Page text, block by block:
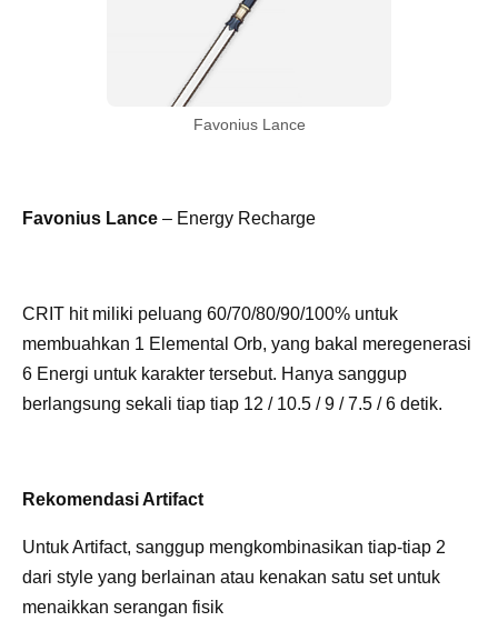
Favonius Lance
Favonius Lance – Energy Recharge
CRIT hit miliki peluang 60/70/80/90/100% untuk
membuahkan 1 Elemental Orb, yang bakal meregenerasi
6 Energi untuk karakter tersebut. Hanya sanggup
berlangsung sekali tiap tiap 12 / 10.5 / 9 / 7.5 / 6 detik.
Rekomendasi Artifact
Untuk Artifact, sanggup mengkombinasikan tiap-tiap 2
dari style yang berlainan atau kenakan satu set untuk
menaikkan serangan fisik